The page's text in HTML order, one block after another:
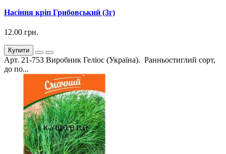
Насіння кріп Грибовський (3г)
12.00 грн.
Купити
Арт. 21-753 Виробник Геліос (Україна). Ранньостиглий сорт,
до по...